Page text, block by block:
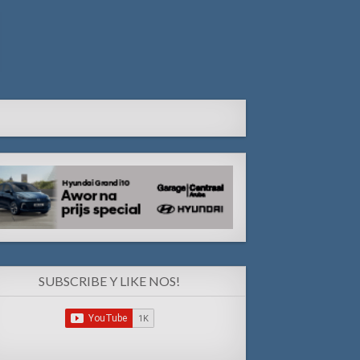
SUBSCRIBE Y LIKE NOS!